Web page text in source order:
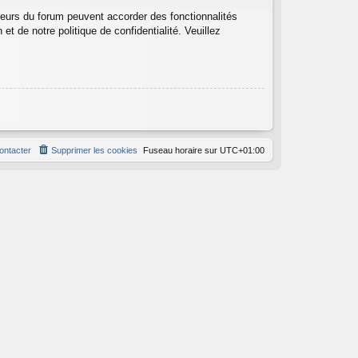
du forum peuvent accorder des fonctionnalités
de notre politique de confidentialité. Veuillez
Fuseau horaire sur UTC+01:00
Supprimer les cookies